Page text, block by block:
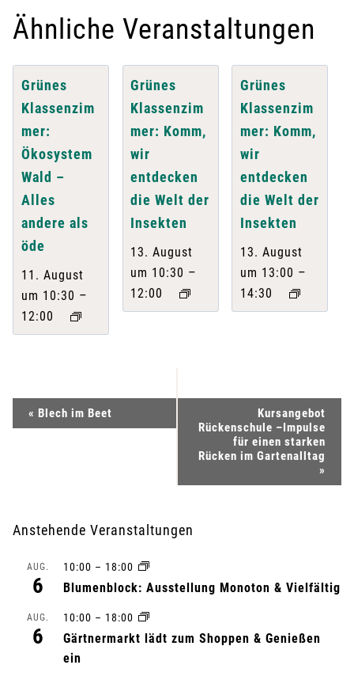
Ähnliche Veranstaltungen
Grünes
Klassenzim
mer:
Ökosystem
Wald –
Alles
andere als
öde
11. August
um 10:30 –
12:00
Grünes
Klassenzim
mer: Komm,
wir
entdecken
die Welt der
Insekten
13. August
um 10:30 –
12:00
Grünes
Klassenzim
mer: Komm,
wir
entdecken
die Welt der
Insekten
13. August
um 13:00 –
14:30
« Blech im Beet
Kursangebot
Rückenschule –Impulse
für einen starken
Rücken im Gartenalltag
»
Anstehende Veranstaltungen
AUG.
6
10:00 – 18:00
Blumenblock: Ausstellung Monoton & Vielfältig
AUG.
6
10:00 – 18:00
Gärtnermarkt lädt zum Shoppen & Genießen
ein